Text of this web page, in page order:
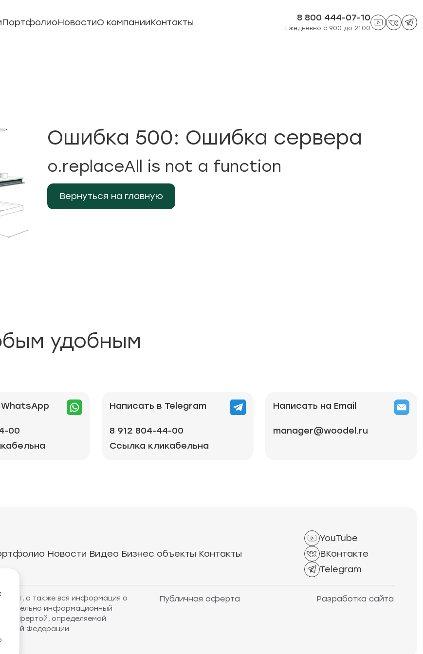
ПортфолиоНовостиО компанииКонтакты 8 800 444-07-10
Ежедневно с 9.00 до 21.00
Ошибка 500: Ошибка сервера
o.replaceAll is not a function
Вернуться на главную
удобным
00
Написать в Telegram
8 912 804-44-00
Ссылка кликабельна
Написать на Email
manager@woodel.ru
Новости Видео Бизнес объекты Контакты
YouTube
ВКонтакте
Telegram
сайт, а также вся информация о
информационный
офертой, определяемой
Федерации.
Публичная оферта Разработка сайта